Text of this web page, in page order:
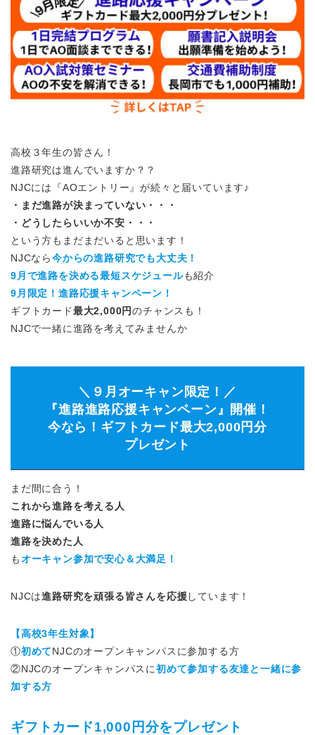
高校３年生の皆さん！
進路研究は進んでいますか？？
NJCには『AOエントリー』が続々と届いています♪
・まだ進路が決まっていない・・・
・どうしたらいいか不安・・・
という方もまだまだいると思います！
NJCなら今からの進路研究でも大丈夫！
9月で進路を決める最短スケジュールも紹介
9月限定！進路応援キャンペーン！
ギフトカード最大2,000円のチャンスも！
NJCで一緒に進路を考えてみませんか
＼９月オーキャン限定！／
『進路進路応援キャンペーン』開催！
今なら！ギフトカード最大2,000円分
プレゼント
まだ間に合う！
これから進路を考える人
進路に悩んでいる人
進路を決めた人
もオーキャン参加で安心＆大満足！
NJCは進路研究を頑張る皆さんを応援しています！
【高校3年生対象】
①初めてNJCのオープンキャンパスに参加する方
②NJCのオープンキャンパスに初めて参加する友達と一緒に参
加する方
ギフトカード1,000円分をプレゼント